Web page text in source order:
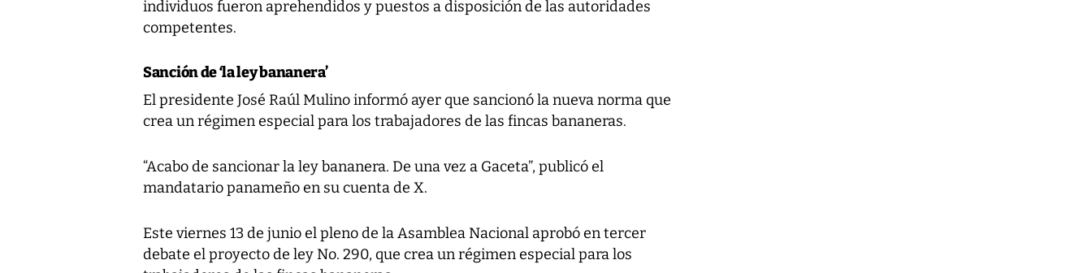
individuos fueron aprehendidos y puestos a disposición de las autoridades
competentes.
Sanción de ‘la ley bananera’
El presidente José Raúl Mulino informó ayer que sancionó la nueva norma que
crea un régimen especial para los trabajadores de las fincas bananeras.
“Acabo de sancionar la ley bananera. De una vez a Gaceta”, publicó el
mandatario panameño en su cuenta de X.
Este viernes 13 de junio el pleno de la Asamblea Nacional aprobó en tercer
debate el proyecto de ley No. 290, que crea un régimen especial para los